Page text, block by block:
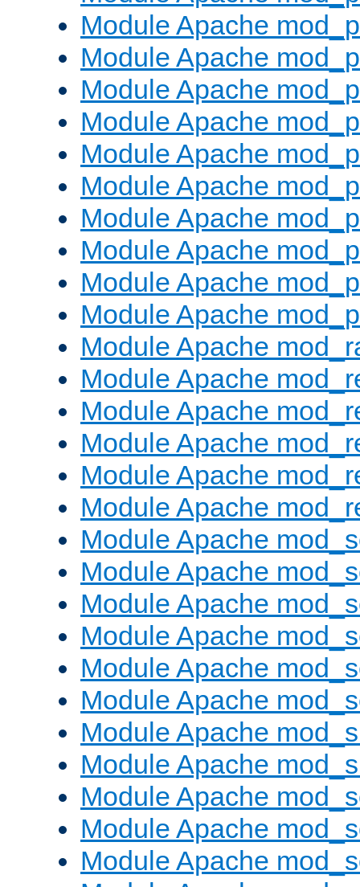
Module Apache
Module Apache
Module Apache
Module Apache
Module Apache
Module Apache
Module Apache
Module Apache
Module Apache
Module Apache
Module Apache
Module Apache
Module Apache
Module Apache
Module Apache
Module Apache
Module Apache
Module Apache
Module Apache
Module Apache
Module Apache
Module Apache
Module Apache
Module Apache
Module Apache
Module Apache
Module Apache